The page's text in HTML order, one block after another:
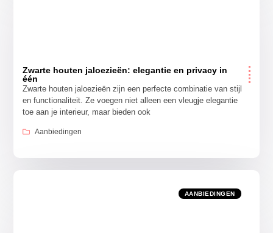
Zwarte houten jaloezieën: elegantie en privacy in
één
Zwarte houten jaloezieën zijn een perfecte combinatie van stijl
en functionaliteit. Ze voegen niet alleen een vleugje elegantie
toe aan je interieur, maar bieden ook
Aanbiedingen
AANBIEDINGEN